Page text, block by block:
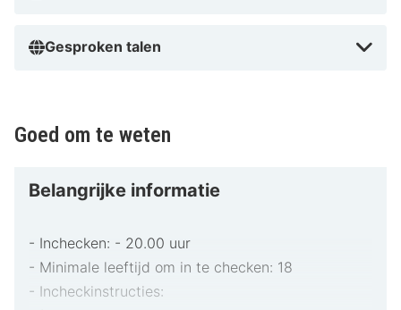
Gesproken talen
Goed om te weten
Belangrijke informatie
- Inchecken: - 20.00 uur
- Minimale leeftijd om in te checken: 18
- Incheckinstructies: